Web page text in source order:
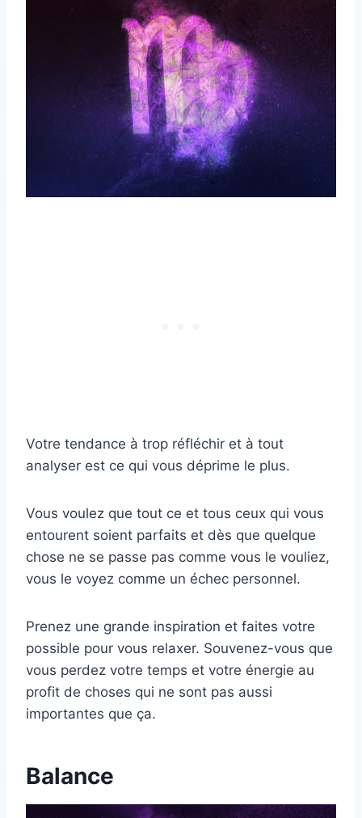
Votre tendance à trop réfléchir et à tout
analyser est ce qui vous déprime le plus.
Vous voulez que tout ce et tous ceux qui vous
entourent soient parfaits et dès que quelque
chose ne se passe pas comme vous le vouliez,
vous le voyez comme un échec personnel.
Prenez une grande inspiration et faites votre
possible pour vous relaxer. Souvenez-vous que
vous perdez votre temps et votre énergie au
profit de choses qui ne sont pas aussi
importantes que ça.
Balance